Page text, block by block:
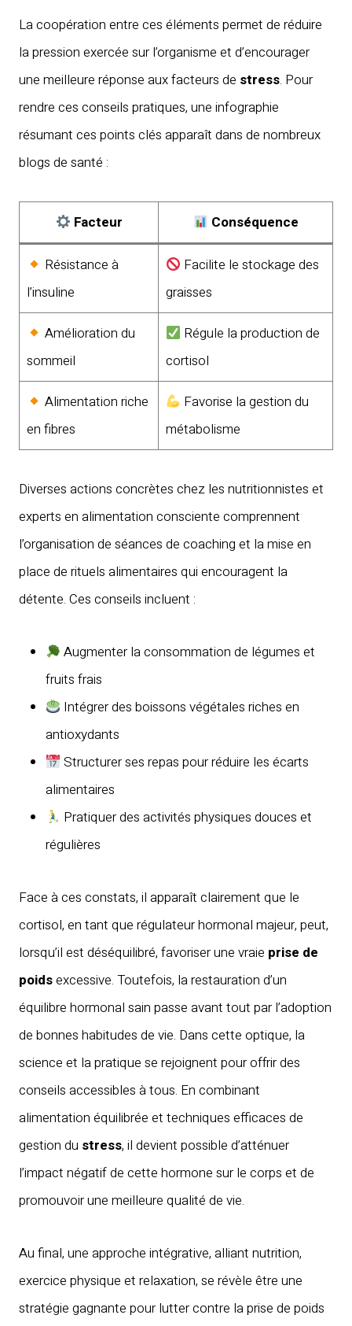
La coopération entre ces éléments permet de réduire
la pression exercée sur l’organisme et d’encourager
une meilleure réponse aux facteurs de stress. Pour
rendre ces conseils pratiques, une infographie
résumant ces points clés apparaît dans de nombreux
blogs de santé :
Facteur Conséquence
Résistance à
l’insuline
Facilite le stockage des
graisses
Amélioration du
sommeil
Régule la production de
cortisol
Alimentation riche
en fibres
Favorise la gestion du
métabolisme
Diverses actions concrètes chez les nutritionnistes et
experts en alimentation consciente comprennent
l’organisation de séances de coaching et la mise en
place de rituels alimentaires qui encouragent la
détente. Ces conseils incluent :
Augmenter la consommation de légumes et
fruits frais
Intégrer des boissons végétales riches en
antioxydants
Structurer ses repas pour réduire les écarts
alimentaires
Pratiquer des activités physiques douces et
régulières
Face à ces constats, il apparaît clairement que le
cortisol, en tant que régulateur hormonal majeur, peut,
lorsqu’il est déséquilibré, favoriser une vraie prise de
poidsexcessive. Toutefois, la restauration d’un
équilibre hormonal sain passe avant tout par l’adoption
de bonnes habitudes de vie. Dans cette optique, la
science et la pratique se rejoignent pour offrir des
conseils accessibles à tous. En combinant
alimentation équilibrée et techniques efficaces de
gestion du stress, il devient possible d’atténuer
l’impact négatif de cette hormone sur le corps et de
promouvoir une meilleure qualité de vie.
Au final, une approche intégrative, alliant nutrition,
exercice physique et relaxation, se révèle être une
stratégie gagnante pour lutter contre la prise de poids